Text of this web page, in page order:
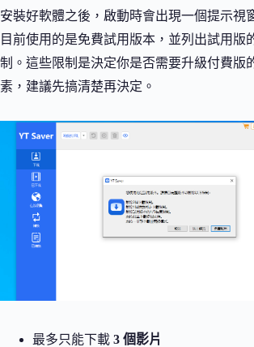
安裝好軟體之後，啟動時會出現一個提示視
目前使用的是免費試用版本，並列出試用版
制。這些限制是決定你是否需要升級付費版
素，建議先搞清楚再決定。
最多只能下載 3 個影片